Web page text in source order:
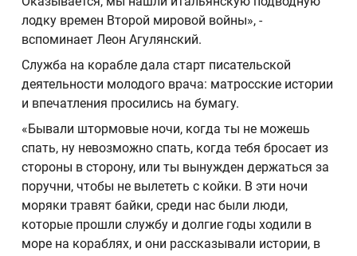
лодку времен Второй мировой войны», -
вспоминает Леон Агулянский.
Служба на корабле дала старт писательской
деятельности молодого врача: матросские истории
и впечатления просились на бумагу.
«Бывали штормовые ночи, когда ты не можешь
спать, ну невозможно спать, когда тебя бросает из
стороны в сторону, или ты вынужден держаться за
поручни, чтобы не вылететь с койки. В эти ночи
моряки травят байки, среди нас были люди,
которые прошли службу и долгие годы ходили в
море на кораблях, и они рассказывали истории, в